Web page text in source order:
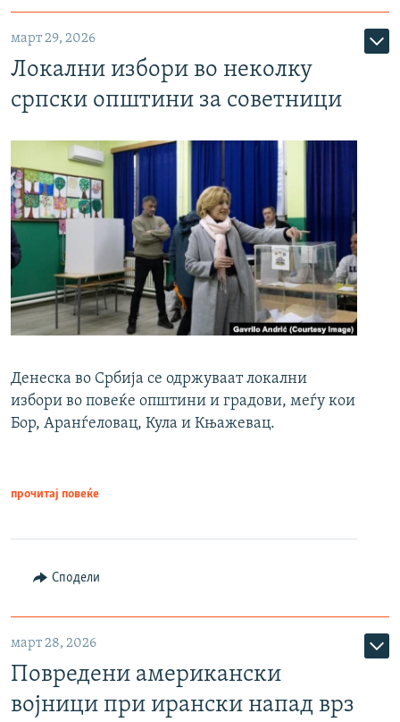
март 29, 2026
Локални избори во неколку
српски општини за советници
Денеска во Србија се одржуваат локални
избори во повеќе општини и градови, меѓу кои
Бор, Аранѓеловац, Кула и Књажевац.
прочитај повеќе
Сподели
март 28, 2026
Повредени американски
војници при ирански напад врз